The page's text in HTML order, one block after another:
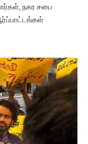
நகர சபை